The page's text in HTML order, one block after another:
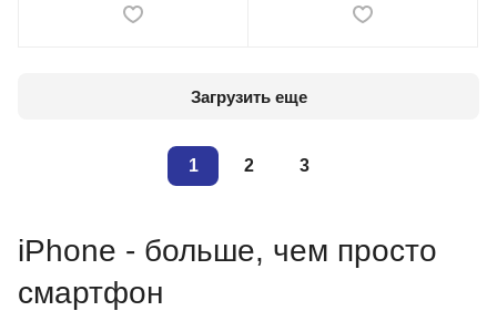
Загрузить еще
1 2 3
iPhone - больше, чем просто
смартфон